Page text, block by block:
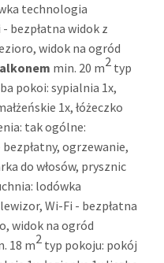
technologia
bezpłatna widok z
widok na ogród
min. 20 m2 typ
pokoi: sypialnia 1x,
1x, łóżeczko
tak ogólne:
ogrzewanie,
do włosów, prysznic
lodówka
Wi-Fi - bezpłatna
widok na ogród
18 m2 typ pokoju: pokój